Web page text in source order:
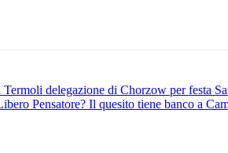
Termoli delegazione di Chorzow per festa
Pensatore? Il quesito tiene banco a